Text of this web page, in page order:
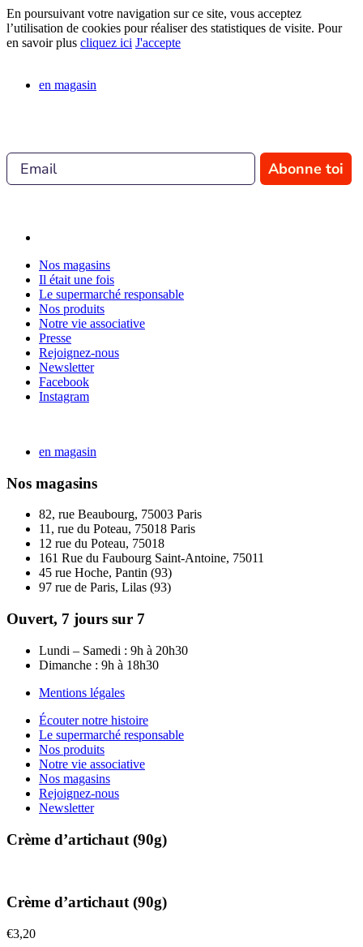
En poursuivant votre navigation sur ce site, vous acceptez
l’utilisation de cookies pour réaliser des statistiques de visite. Pour
en savoir plus cliquez ici J'accepte
en magasin
Abonne toi
Nos magasins
Il était une fois
Le supermarché responsable
Nos produits
Notre vie associative
Presse
Rejoignez-nous
Newsletter
Facebook
Instagram
en magasin
Nos magasins
82, rue Beaubourg, 75003 Paris
11, rue du Poteau, 75018 Paris
12 rue du Poteau, 75018
161 Rue du Faubourg Saint-Antoine, 75011
45 rue Hoche, Pantin (93)
97 rue de Paris, Lilas (93)
Ouvert, 7 jours sur 7
Lundi – Samedi : 9h à 20h30
Dimanche : 9h à 18h30
Mentions légales
Écouter notre histoire
Le supermarché responsable
Nos produits
Notre vie associative
Nos magasins
Rejoignez-nous
Newsletter
Crème d’artichaut (90g)
Crème d’artichaut (90g)
€3,20